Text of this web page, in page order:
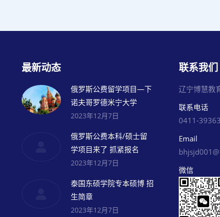
最新动态
俄罗斯公费留学项目—下
诺夫哥罗德米宁大学
2023年12月7日
俄罗斯公费本科/硕士留
学项目来了 抓紧报名
2023年12月7日
泰国东硕学院专本硕博 招
生简章
2023年12月7日
联系我们
辽宁博慧教
联系电话
0411-
Email
微信